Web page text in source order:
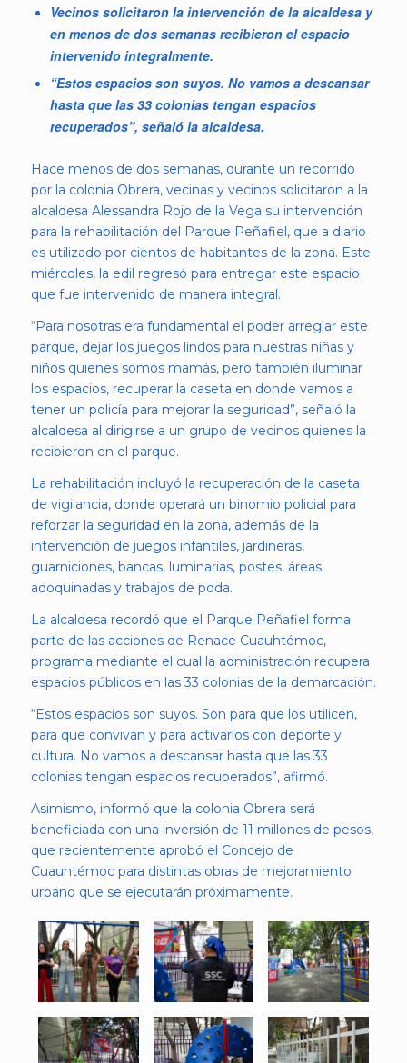
Vecinos solicitaron la intervención de la alcaldesa y
en menos de dos semanas recibieron el espacio
intervenido integralmente.
“Estos espacios son suyos. No vamos a descansar
hasta que las 33 colonias tengan espacios
recuperados”, señaló la alcaldesa.
Hace menos de dos semanas, durante un recorrido
por la colonia Obrera, vecinas y vecinos solicitaron a la
alcaldesa Alessandra Rojo de la Vega su intervención
para la rehabilitación del Parque Peñafiel, que a diario
es utilizado por cientos de habitantes de la zona. Este
miércoles, la edil regresó para entregar este espacio
que fue intervenido de manera integral.
“Para nosotras era fundamental el poder arreglar este
parque, dejar los juegos lindos para nuestras niñas y
niños quienes somos mamás, pero también iluminar
los espacios, recuperar la caseta en donde vamos a
tener un policía para mejorar la seguridad”, señaló la
alcaldesa al dirigirse a un grupo de vecinos quienes la
recibieron en el parque.
La rehabilitación incluyó la recuperación de la caseta
de vigilancia, donde operará un binomio policial para
reforzar la seguridad en la zona, además de la
intervención de juegos infantiles, jardineras,
guarniciones, bancas, luminarias, postes, áreas
adoquinadas y trabajos de poda.
La alcaldesa recordó que el Parque Peñafiel forma
parte de las acciones de Renace Cuauhtémoc,
programa mediante el cual la administración recupera
espacios públicos en las 33 colonias de la demarcación.
“Estos espacios son suyos. Son para que los utilicen,
para que convivan y para activarlos con deporte y
cultura. No vamos a descansar hasta que las 33
colonias tengan espacios recuperados”, afirmó.
Asimismo, informó que la colonia Obrera será
beneficiada con una inversión de 11 millones de pesos,
que recientemente aprobó el Concejo de
Cuauhtémoc para distintas obras de mejoramiento
urbano que se ejecutarán próximamente.